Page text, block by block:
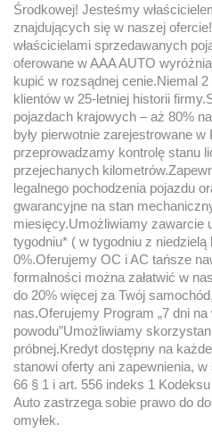
Środkowej! Jesteśmy
znajdujących się w naszej
właścicielami sprzedawanych
oferowane w AAA AUTO
kupić w rozsądnej cenie.Niemal
klientów w 25-letniej historii
pojazdach krajowych – aż 80%
były pierwotnie zarejestrowane
przeprowadzamy kontrolę stanu
przejechanych
legalnego pochodzenia pojazdu
gwarancyjne na stan
miesięcy.Umożliwiamy zawarcie
tygodniu* ( w tygodniu z niedzielą
0%.Oferujemy OC i AC tańsze
formalności można załatwić w
do 20% więcej za Twój
nas.Oferujemy Program „7 dni
powodu”Umożliwiamy
próbnej.Kredyt dostępny na
stanowi oferty ani zapewnienia,
66 § 1 i art. 556 indeks 1
Auto zastrzega sobie prawo do
omyłek.